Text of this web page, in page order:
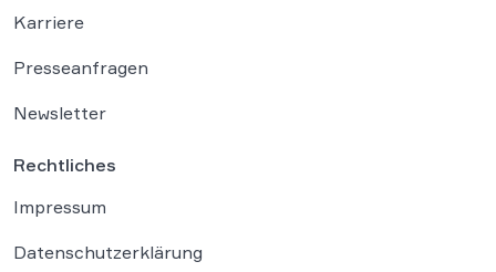
Karriere
Presseanfragen
Newsletter
Rechtliches
Impressum
Datenschutzerklärung